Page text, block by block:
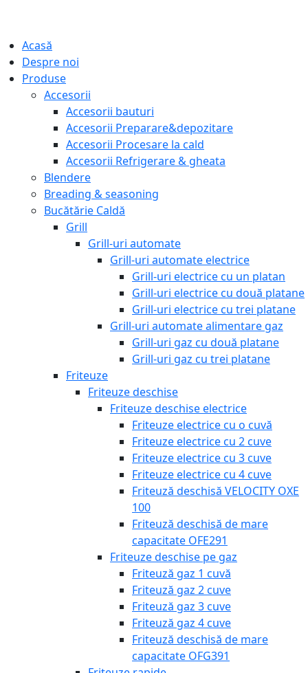
Acasă
Despre noi
Produse
Accesorii
Accesorii bauturi
Accesorii Preparare&depozitare
Accesorii Procesare la cald
Accesorii Refrigerare & gheata
Blendere
Breading & seasoning
Bucătărie Caldă
Grill
Grill-uri automate
Grill-uri automate electrice
Grill-uri electrice cu un platan
Grill-uri electrice cu două platane
Grill-uri electrice cu trei platane
Grill-uri automate alimentare gaz
Grill-uri gaz cu două platane
Grill-uri gaz cu trei platane
Friteuze
Friteuze deschise
Friteuze deschise electrice
Friteuze electrice cu o cuvă
Friteuze electrice cu 2 cuve
Friteuze electrice cu 3 cuve
Friteuze electrice cu 4 cuve
Friteuză deschisă VELOCITY OXE
100
Friteuză deschisă de mare
capacitate OFE291
Friteuze deschise pe gaz
Friteuză gaz 1 cuvă
Friteuză gaz 2 cuve
Friteuză gaz 3 cuve
Friteuză gaz 4 cuve
Friteuză deschisă de mare
capacitate OFG391